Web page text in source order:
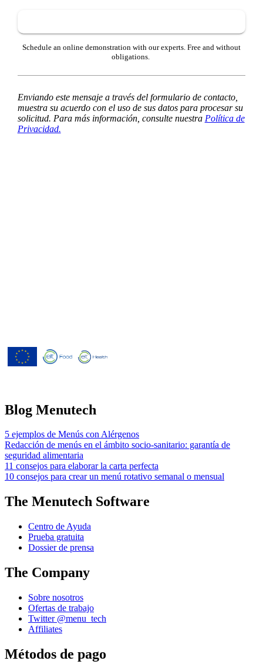
Schedule an online demonstration with our experts. Free and without
obligations.
Enviando este mensaje a través del formulario de contacto,
muestra su acuerdo con el uso de sus datos para procesar su
solicitud. Para más información, consulte nuestra Política de
Privacidad.
Blog Menutech
5 ejemplos de Menús con Alérgenos
Redacción de menús en el ámbito socio-sanitario: garantía de
seguridad alimentaria
11 consejos para elaborar la carta perfecta
10 consejos para crear un menú rotativo semanal o mensual
The Menutech Software
Centro de Ayuda
Prueba gratuita
Dossier de prensa
The Company
Sobre nosotros
Ofertas de trabajo
Twitter @menu_tech
Affiliates
Métodos de pago